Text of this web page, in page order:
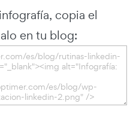
copia el
en tu blog: